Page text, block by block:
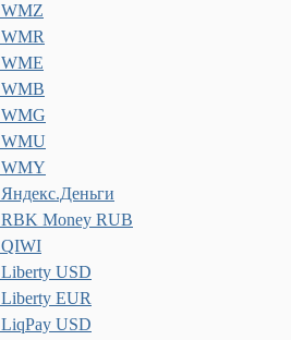
WMZ
WMR
WME
WMB
WMG
WMU
WMY
Яндекс.Деньги
RBK Money RUB
QIWI
Liberty USD
Liberty EUR
LiqPay USD